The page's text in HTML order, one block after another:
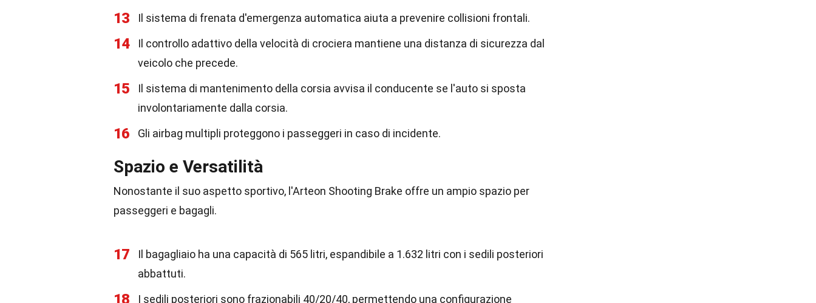
13 Il sistema di frenata d'emergenza automatica aiuta a prevenire collisioni frontali.
14
Il controllo adattivo della velocità di crociera mantiene una distanza di sicurezza dal
veicolo che precede.
15
Il sistema di mantenimento della corsia avvisa il conducente se l'auto si sposta
involontariamente dalla corsia.
16 Gli airbag multipli proteggono i passeggeri in caso di incidente.
Spazio e Versatilità
Nonostante il suo aspetto sportivo, l'Arteon Shooting Brake offre un ampio spazio per
passeggeri e bagagli.
17
Il bagagliaio ha una capacità di 565 litri, espandibile a 1.632 litri con i sedili posteriori
abbattuti.
18 I sedili posteriori sono frazionabili 40/20/40, permettendo una configurazione